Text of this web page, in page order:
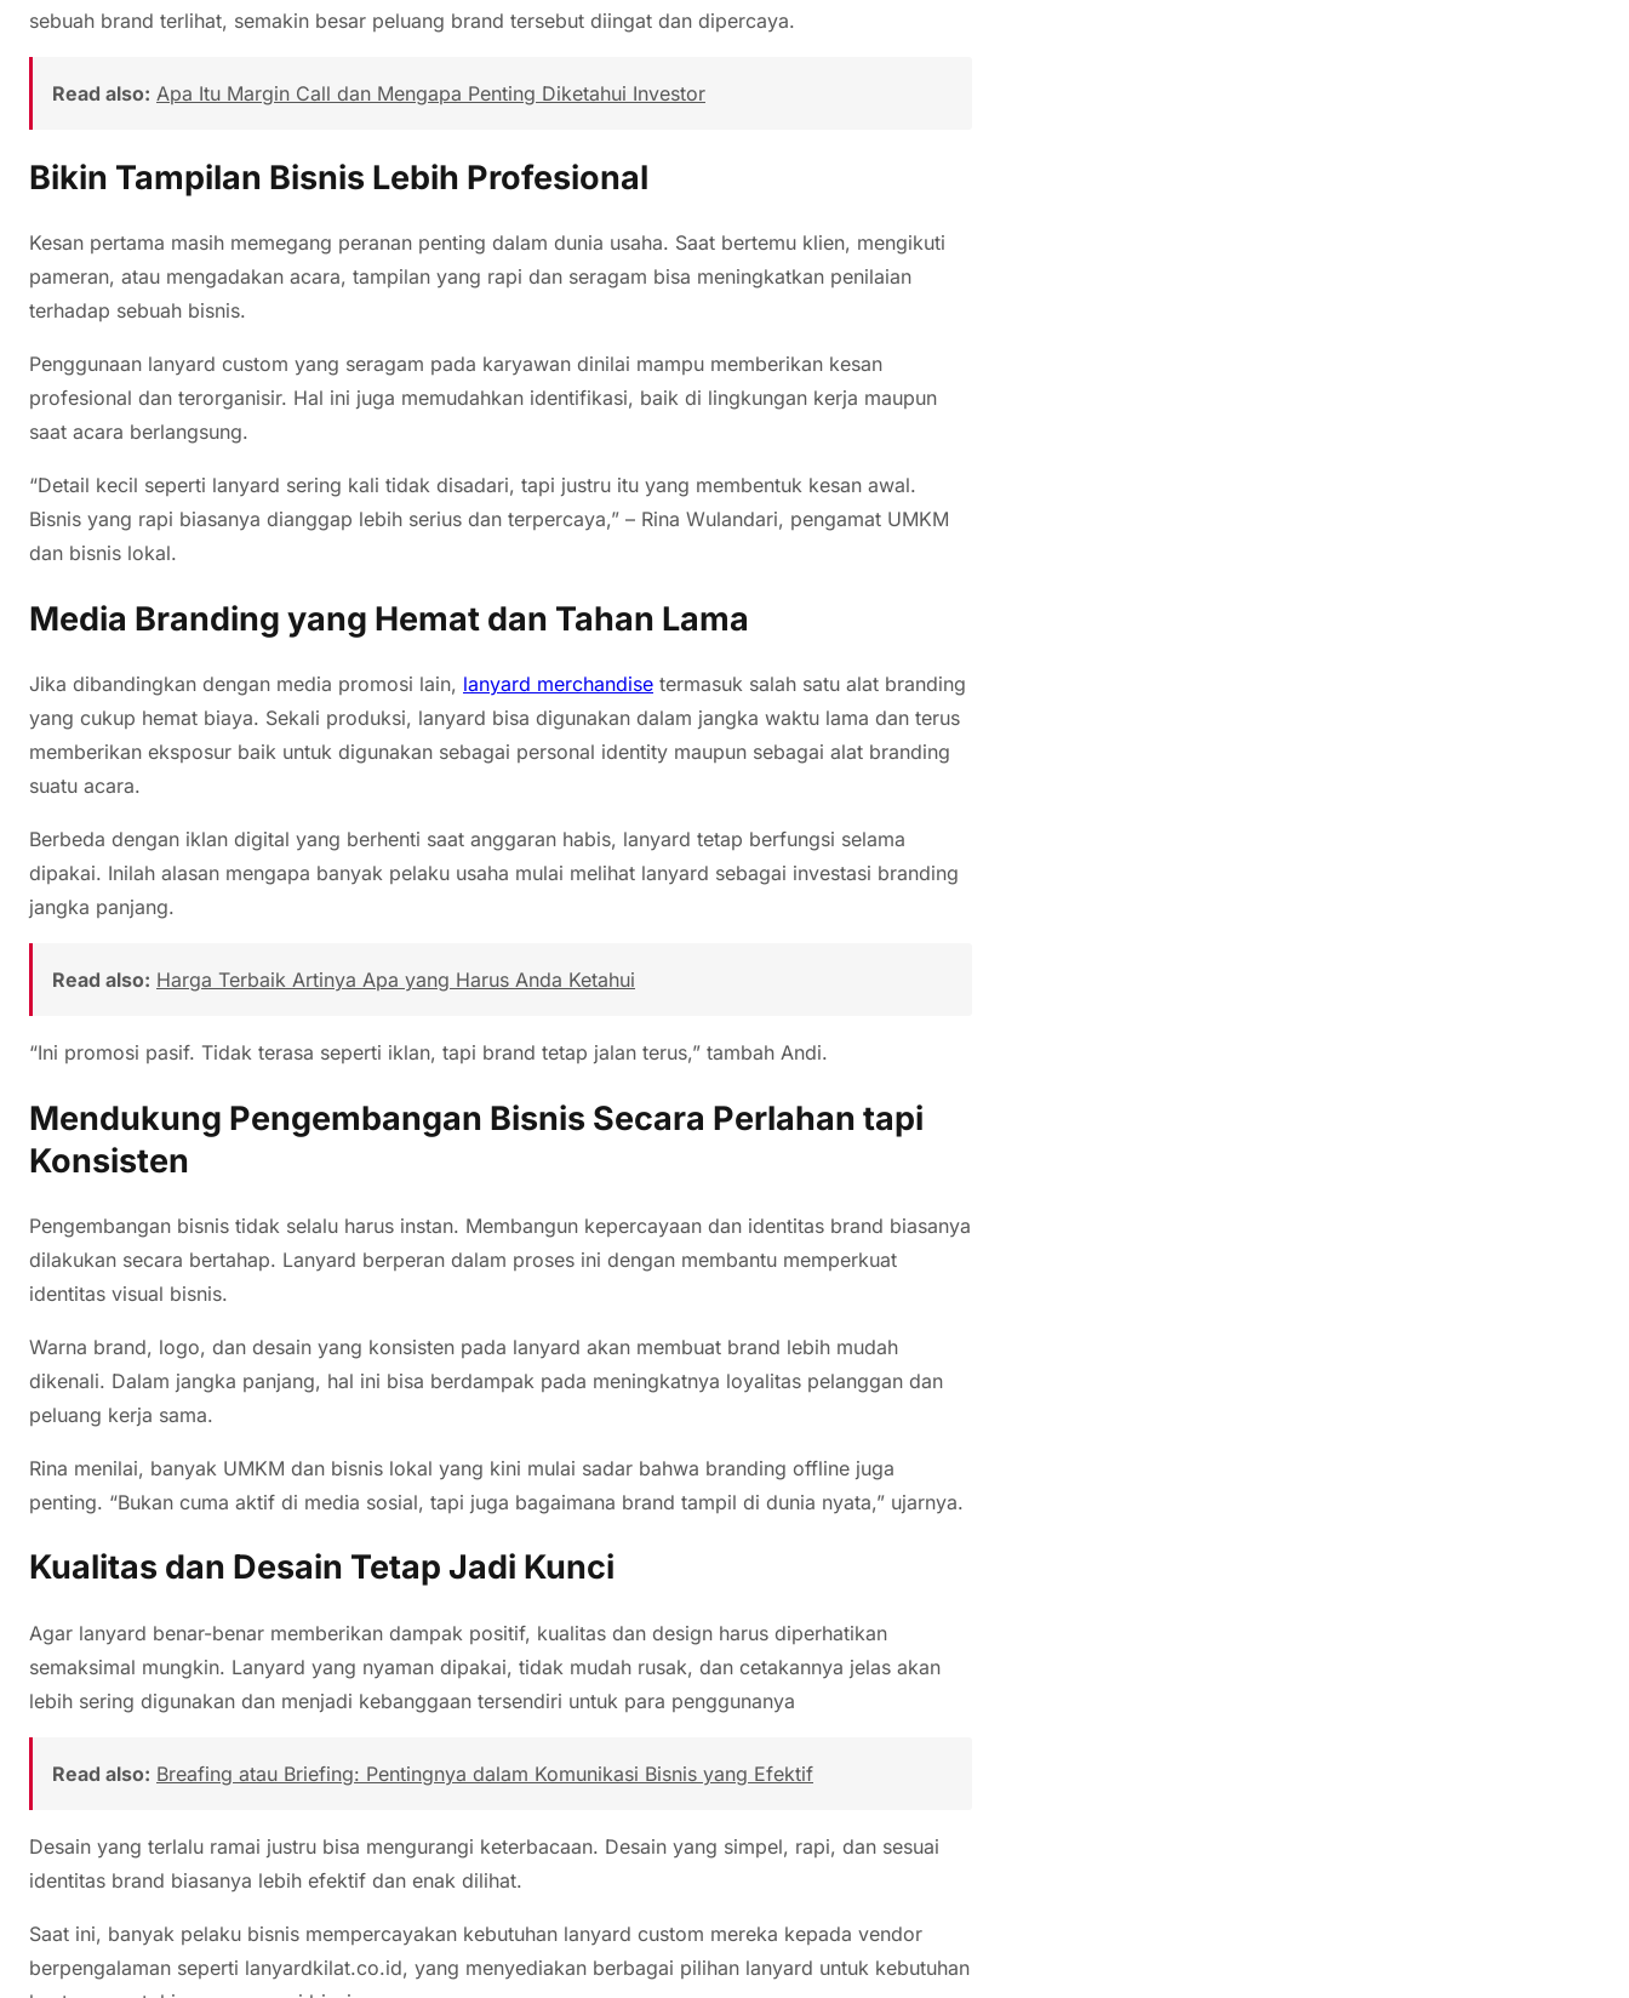
sebuah brand terlihat, semakin besar peluang brand tersebut diingat dan dipercaya.
Read also: Apa Itu Margin Call dan Mengapa Penting Diketahui Investor
Bikin Tampilan Bisnis Lebih Profesional
Kesan pertama masih memegang peranan penting dalam dunia usaha. Saat bertemu klien, mengikuti
pameran, atau mengadakan acara, tampilan yang rapi dan seragam bisa meningkatkan penilaian
terhadap sebuah bisnis.
Penggunaan lanyard custom yang seragam pada karyawan dinilai mampu memberikan kesan
profesional dan terorganisir. Hal ini juga memudahkan identifikasi, baik di lingkungan kerja maupun
saat acara berlangsung.
“Detail kecil seperti lanyard sering kali tidak disadari, tapi justru itu yang membentuk kesan awal.
Bisnis yang rapi biasanya dianggap lebih serius dan terpercaya,” – Rina Wulandari, pengamat UMKM
dan bisnis lokal.
Media Branding yang Hemat dan Tahan Lama
Jika dibandingkan dengan media promosi lain, lanyard merchandise termasuk salah satu alat branding
yang cukup hemat biaya. Sekali produksi, lanyard bisa digunakan dalam jangka waktu lama dan terus
memberikan eksposur baik untuk digunakan sebagai personal identity maupun sebagai alat branding
suatu acara.
Berbeda dengan iklan digital yang berhenti saat anggaran habis, lanyard tetap berfungsi selama
dipakai. Inilah alasan mengapa banyak pelaku usaha mulai melihat lanyard sebagai investasi branding
jangka panjang.
Read also: Harga Terbaik Artinya Apa yang Harus Anda Ketahui
“Ini promosi pasif. Tidak terasa seperti iklan, tapi brand tetap jalan terus,” tambah Andi.
Mendukung Pengembangan Bisnis Secara Perlahan tapi
Konsisten
Pengembangan bisnis tidak selalu harus instan. Membangun kepercayaan dan identitas brand biasanya
dilakukan secara bertahap. Lanyard berperan dalam proses ini dengan membantu memperkuat
identitas visual bisnis.
Warna brand, logo, dan desain yang konsisten pada lanyard akan membuat brand lebih mudah
dikenali. Dalam jangka panjang, hal ini bisa berdampak pada meningkatnya loyalitas pelanggan dan
peluang kerja sama.
Rina menilai, banyak UMKM dan bisnis lokal yang kini mulai sadar bahwa branding offline juga
penting. “Bukan cuma aktif di media sosial, tapi juga bagaimana brand tampil di dunia nyata,” ujarnya.
Kualitas dan Desain Tetap Jadi Kunci
Agar lanyard benar-benar memberikan dampak positif, kualitas dan design harus diperhatikan
semaksimal mungkin. Lanyard yang nyaman dipakai, tidak mudah rusak, dan cetakannya jelas akan
lebih sering digunakan dan menjadi kebanggaan tersendiri untuk para penggunanya
Read also: Breafing atau Briefing: Pentingnya dalam Komunikasi Bisnis yang Efektif
Desain yang terlalu ramai justru bisa mengurangi keterbacaan. Desain yang simpel, rapi, dan sesuai
identitas brand biasanya lebih efektif dan enak dilihat.
Saat ini, banyak pelaku bisnis mempercayakan kebutuhan lanyard custom mereka kepada vendor
berpengalaman seperti lanyardkilat.co.id, yang menyediakan berbagai pilihan lanyard untuk kebutuhan